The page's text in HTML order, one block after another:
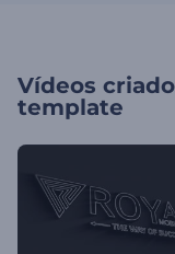
Vídeos
template